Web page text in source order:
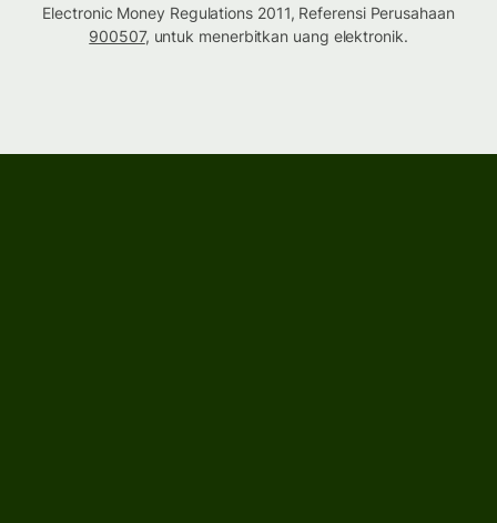
Electronic Money Regulations 2011, Referensi Perusahaan
900507, untuk menerbitkan uang elektronik.